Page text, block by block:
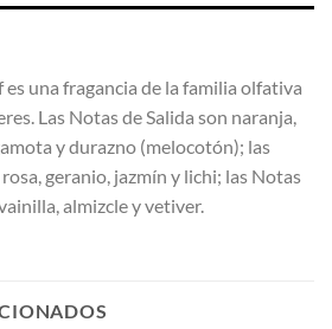
una fragancia de la familia olfativa
Las Notas de Salida son naranja,
y durazno (melocotón); las
geranio, jazmín y lichi; las Notas
almizcle y vetiver.